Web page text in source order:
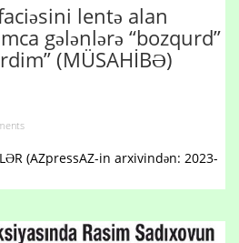
lentə alan
gələnlərə “bozqurd”
(MÜSAHİBƏ)
(AZpressAZ-in arxivindən: 2023-